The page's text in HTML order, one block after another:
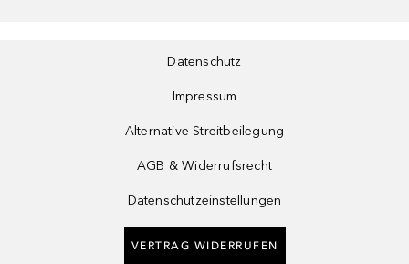
Datenschutz
Impressum
Alternative Streitbeilegung
AGB & Widerrufsrecht
Datenschutzeinstellungen
VERTRAG WIDERRUFEN